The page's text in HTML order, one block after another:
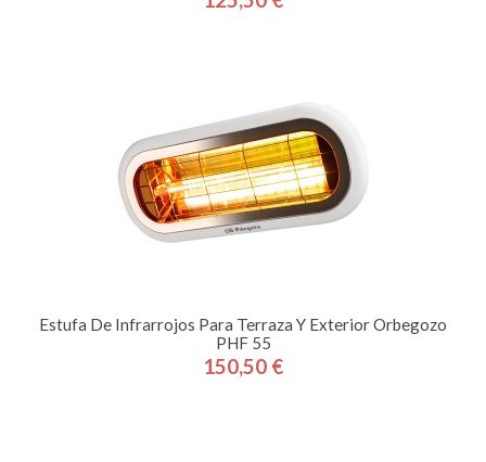
Precio
Estufa De Infrarrojos Para Terraza Y Exterior Orbegozo
PHF 55
Precio
150,50 €